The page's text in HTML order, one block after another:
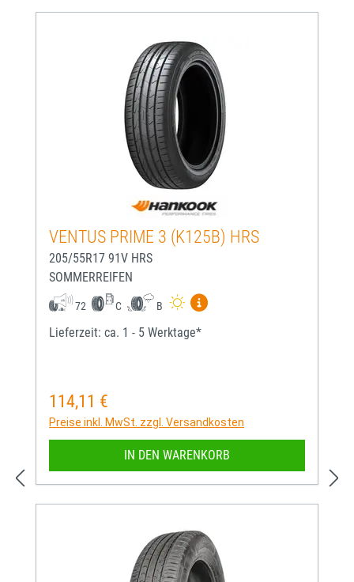
VENTUS PRIME 3 (K125B) HRS
205/55R17 91V HRS
SOMMERREIFEN
72 C B
Mehr Informationen zum
Lieferzeit: ca. 1 - 5 Werktage*
Regulärer Preis:
114,11 €
Preise inkl. MwSt. zzgl. Versandkosten
IN DEN WARENKORB